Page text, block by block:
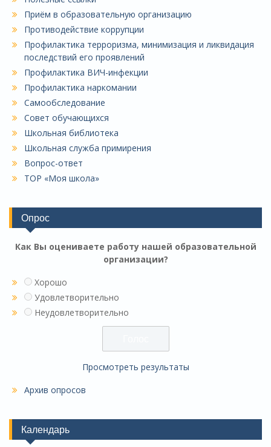
Приём в образовательную организацию
Противодействие коррупции
Профилактика терроризма, минимизация и ликвидация
последствий его проявлений
Профилактика ВИЧ-инфекции
Профилактика наркомании
Самообследование
Совет обучающихся
Школьная библиотека
Школьная служба примирения
Вопрос-ответ
ТОР «Моя школа»
Опрос
Как Вы оцениваете работу нашей образовательной
организации?
Хорошо
Удовлетворительно
Неудовлетворительно
Просмотреть результаты
Архив опросов
Календарь